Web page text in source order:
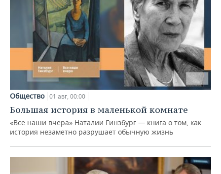
Общество 01 авг, 00:00
Большая история в маленькой комнате
«Все наши вчера» Наталии Гинзбург — книга о том, как
история незаметно разрушает обычную жизнь